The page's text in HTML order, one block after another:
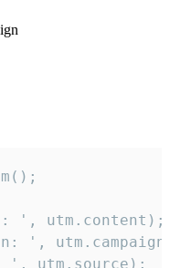
', utm.content);
',
', utm.source);